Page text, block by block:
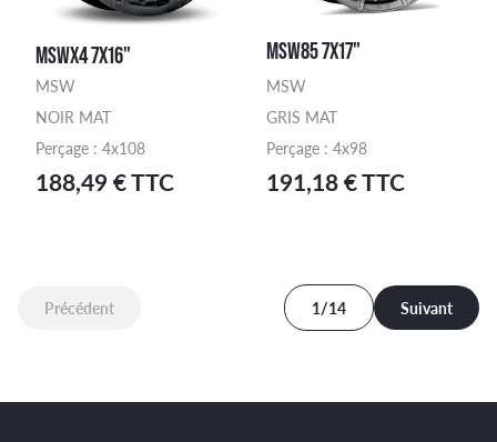
MSWX4 7X16"
MSW
NOIR MAT
Perçage : 4x108
188,49 € TTC
MSW85 7X17"
MSW
GRIS MAT
Perçage : 4x98
191,18 € TTC
Précédent 1/14 Suivant